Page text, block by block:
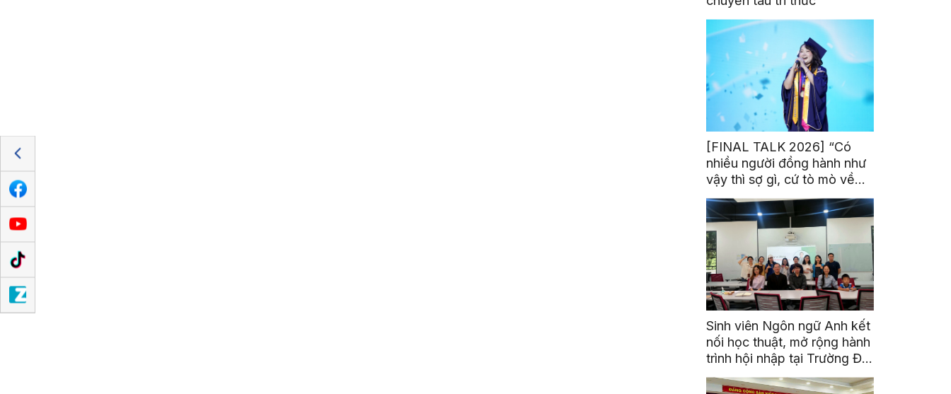
[FINAL TALK 2026] “Có
nhiều người đồng hành như
vậy thì sợ gì, cứ tò mò về
thế giới thôi”
Sinh viên Ngôn ngữ Anh kết
nối học thuật, mở rộng hành
trình hội nhập tại Trường Đại
học Quốc gia Malaysia